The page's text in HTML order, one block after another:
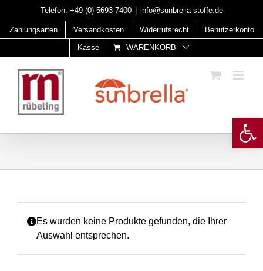
to
content
Telefon: +49 (0) 5693-7400 info@sunbrella-stoffe.de
Zahlungsarten Versandkosten Widerrufsrecht
Benutzerkonto
Kasse
WARENKORB
Es wurden keine Produkte gefunden, die Ihrer
Auswahl entsprechen.